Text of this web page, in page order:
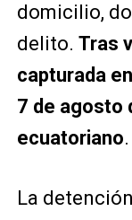
domicilio,
delito. Tras
capturada
7 de agosto
ecuatoriano.
La